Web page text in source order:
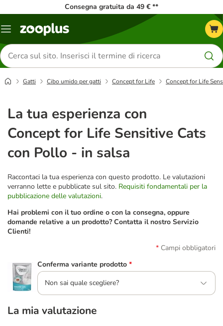
Consegna gratuita da 49 € **
Overview
Cerca
prodotti
Gatti Cibo umido per gatti Concept for Life Concept for Life
La tua esperienza con
Concept for Life Sensitive Cats
con Pollo - in salsa
Raccontaci la tua esperienza con questo prodotto. Le valutazioni
verranno lette e pubblicate sul sito. Requisiti fondamentali per la
pubblicazione delle valutazioni.
Hai problemi con il tuo ordine o con la consegna, oppure
domande relative a un prodotto? Contatta il nostro Servizio
Clienti!
Campi obbligatori
Conferma variante prodotto *
Non sai quale scegliere?
La mia valutazione